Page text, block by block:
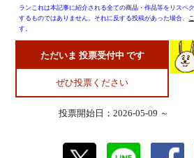
ランこれは本記事に紹介される全ての商品・作品等をリスペ
するものではありません。それに反する投稿があった場合、
す。
ただいま 投票受付中 です
ぜひ投票ください
投票開始日：2026-05-09 ～